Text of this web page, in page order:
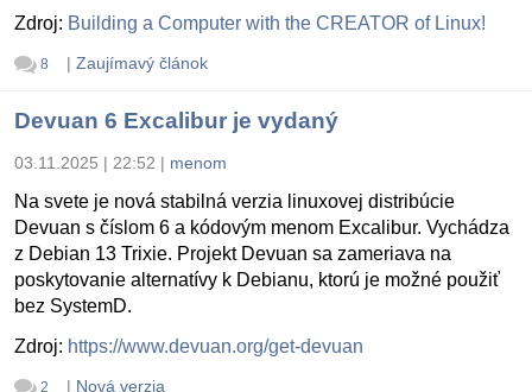
Zdroj: Building a Computer with the CREATOR of Linux!
8 | Zaujímavý článok
Devuan 6 Excalibur je vydaný
03.11.2025 | 22:52 | menom
Na svete je nová stabilná verzia linuxovej distribúcie
Devuan s číslom 6 a kódovým menom Excalibur. Vychádza
z Debian 13 Trixie. Projekt Devuan sa zameriava na
poskytovanie alternatívy k Debianu, ktorú je možné použiť
bez SystemD.
Zdroj: https://www.devuan.org/get-devuan
2 | Nová verzia